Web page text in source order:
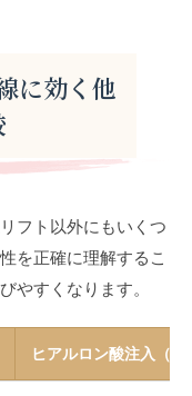
に効く他
フト以外にもいくつ
を正確に理解するこ
やすくなります。
ヒアルロン酸注入（ほ